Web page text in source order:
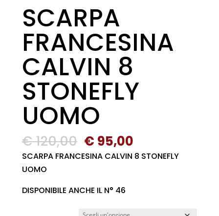
SCARPA
FRANCESINA
CALVIN 8
STONEFLY
UOMO
€120,00 Il
prezzo
€ 120,00.
€ 95,00Il
prezzo
SCARPA FRANCESINA CALVIN 8 STONEFLY
UOMO
DISPONIBILE ANCHE IL N° 46